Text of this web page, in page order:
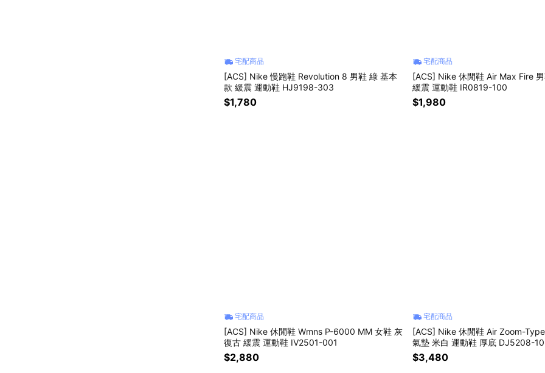
宅配商品
[ACS] Nike 慢跑鞋 Revolution 8 男鞋 綠 基本
款 緩震 運動鞋 HJ9198-303
$1,780
宅配商品
[ACS] Nike 休閒鞋 Air Max Fire
緩震 運動鞋 IR0819-100
$1,980
宅配商品
[ACS] Nike 休閒鞋 Wmns P-6000 MM 女鞋 灰
復古 緩震 運動鞋 IV2501-001
$2,880
宅配商品
[ACS] Nike 休閒鞋 Air Zoom-
氣墊 米白 運動鞋 厚底 DJ5208-
$3,480